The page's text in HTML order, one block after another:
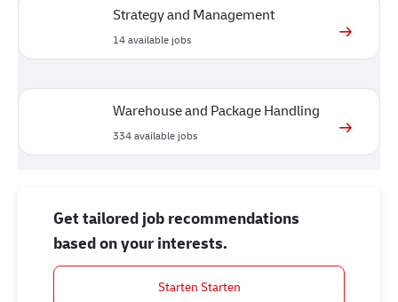
Strategy and Management
14available jobs
Warehouse and Package Handling
334available jobs
Get tailored job recommendations
based on your interests.
Starten Starten